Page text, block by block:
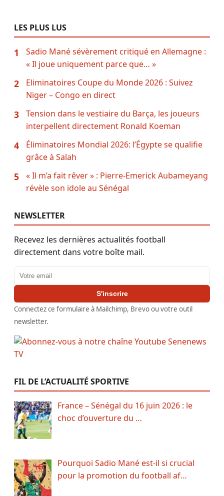
LES PLUS LUS
1
Sadio Mané sévèrement critiqué en Allemagne :
« Il joue uniquement parce que… »
2
Eliminatoires Coupe du Monde 2026 : Suivez
Niger – Congo en direct
3
Tension dans le vestiaire du Barça, les joueurs
interpellent directement Ronald Koeman
4
Éliminatoires Mondial 2026: l’Égypte se qualifie
grâce à Salah
5
« Il m’a fait rêver » : Pierre-Emerick Aubameyang
révèle son idole au Sénégal
NEWSLETTER
Recevez les dernières actualités football
directement dans votre boîte mail.
Adresse email
S'inscrire
Connectez ce formulaire à Mailchimp, Brevo ou votre outil
newsletter.
FIL DE L’ACTUALITÉ SPORTIVE
France – Sénégal du 16 juin 2026 : le
choc d’ouverture du …
Pourquoi Sadio Mané est-il si crucial
pour la promotion du football af…